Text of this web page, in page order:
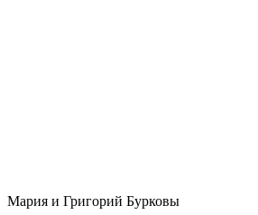
Мария и Григорий Бурковы